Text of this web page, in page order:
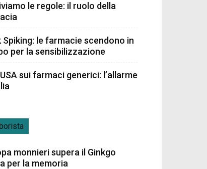
le regole: il ruolo della
Spiking: le farmacie scendono in
per la sensibilizzazione
sui farmaci generici: l’allarme
monnieri supera il Ginkgo
per la memoria